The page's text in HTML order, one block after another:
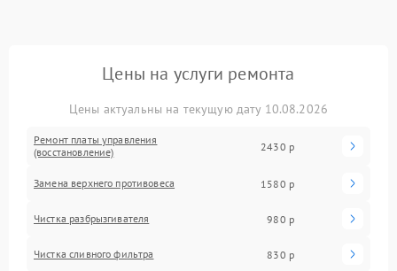
Цены на услуги ремонта
Цены актуальны на текущую дату 10.08.2026
Ремонт платы управления
(восстановление)
2430 р
Замена верхнего противовеса 1580 р
Чистка разбрызгивателя 980 р
Чистка сливного фильтра 830 р